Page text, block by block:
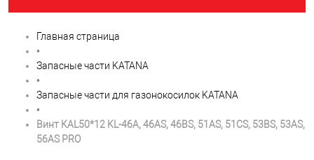
Главная страница
•
Запасные части KATANA
•
Запасные части для газонокосилок KATANA
•
Винт KAL50*12 KL-46A, 46AS, 46BS, 51AS, 51CS, 53BS, 53AS,
56AS PRO